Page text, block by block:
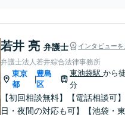
若井 亮 弁護士 インタビューを
弁護士法人若井綜合法律事務所
東京
都
豊島
区
東池袋駅から
分
【初回相談無料】【電話相談可
日・夜間の対応も可】【池袋・